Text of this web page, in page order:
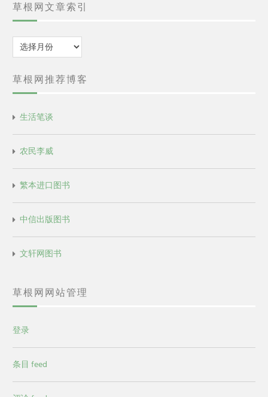
草根网文章索引
归
档
草根网推荐博客
生活笔谈
农民李威
繁本进口图书
中信出版图书
文轩网图书
草根网网站管理
登录
条目 feed